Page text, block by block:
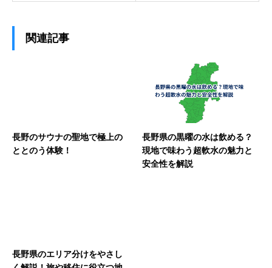
関連記事
長野のサウナの聖地で極上の
ととのう体験！
長野県の黒曜の水は飲める？
現地で味わう超軟水の魅力と
安全性を解説
長野県のエリア分けをやさし